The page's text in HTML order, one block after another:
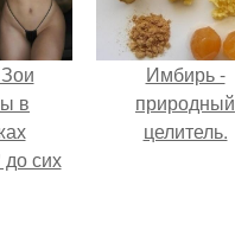
в
до сих
Имбирь -
природный
целитель.